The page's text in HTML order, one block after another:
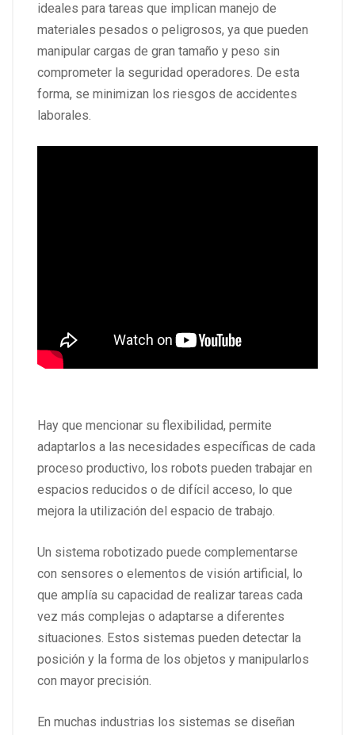
ideales para tareas que implican manejo de
materiales pesados o peligrosos, ya que pueden
manipular cargas de gran tamaño y peso sin
comprometer la seguridad operadores. De esta
forma, se minimizan los riesgos de accidentes
laborales.
Hay que mencionar su flexibilidad, permite
adaptarlos a las necesidades específicas de cada
proceso productivo, los robots pueden trabajar en
espacios reducidos o de difícil acceso, lo que
mejora la utilización del espacio de trabajo.
Un sistema robotizado puede complementarse
con sensores o elementos de visión artificial, lo
que amplía su capacidad de realizar tareas cada
vez más complejas o adaptarse a diferentes
situaciones. Estos sistemas pueden detectar la
posición y la forma de los objetos y manipularlos
con mayor precisión.
En muchas industrias los sistemas se diseñan